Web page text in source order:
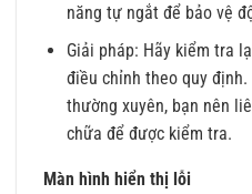
năng tự ngắt để bảo vệ
Giải pháp: Hãy kiểm tra
điều chỉnh theo quy
thường xuyên, bạn nên
chữa để được kiểm tra.
Màn hình hiển thị lỗi